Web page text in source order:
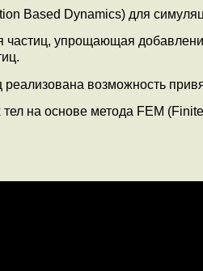
Based Dynamics) для
частиц, упрощающая
возможность
на основе метода FEM